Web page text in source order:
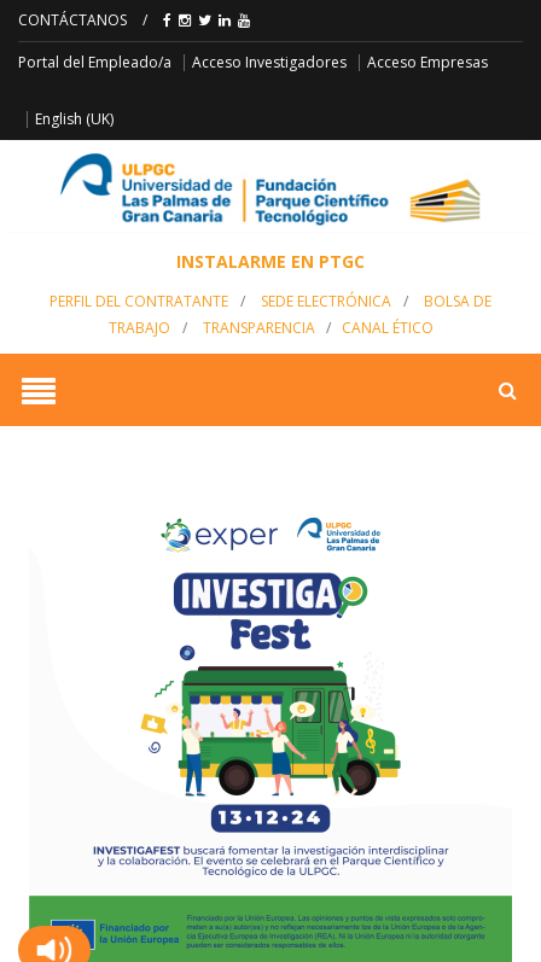
CONTÁCTANOS /
Portal del Empleado/a Acceso Investigadores Acceso Empresas
English (UK)
INSTALARME EN PTGC
PERFIL DEL CONTRATANTE / SEDE ELECTRÓNICA /
BOLSA DE
TRABAJO
/ TRANSPARENCIA/ CANAL ÉTICO